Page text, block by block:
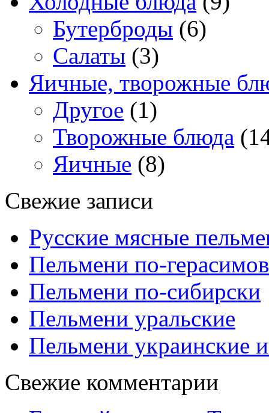
Бутерброды (6)
Салаты (3)
Яичные, творожные
Другое (1)
Творожные блюда
Яичные (8)
Свежие записи
Русские мясные
Пельмени по-
Пельмени по-сибирски
Пельмени уральские
Пельмени украинские
Свежие комментарии